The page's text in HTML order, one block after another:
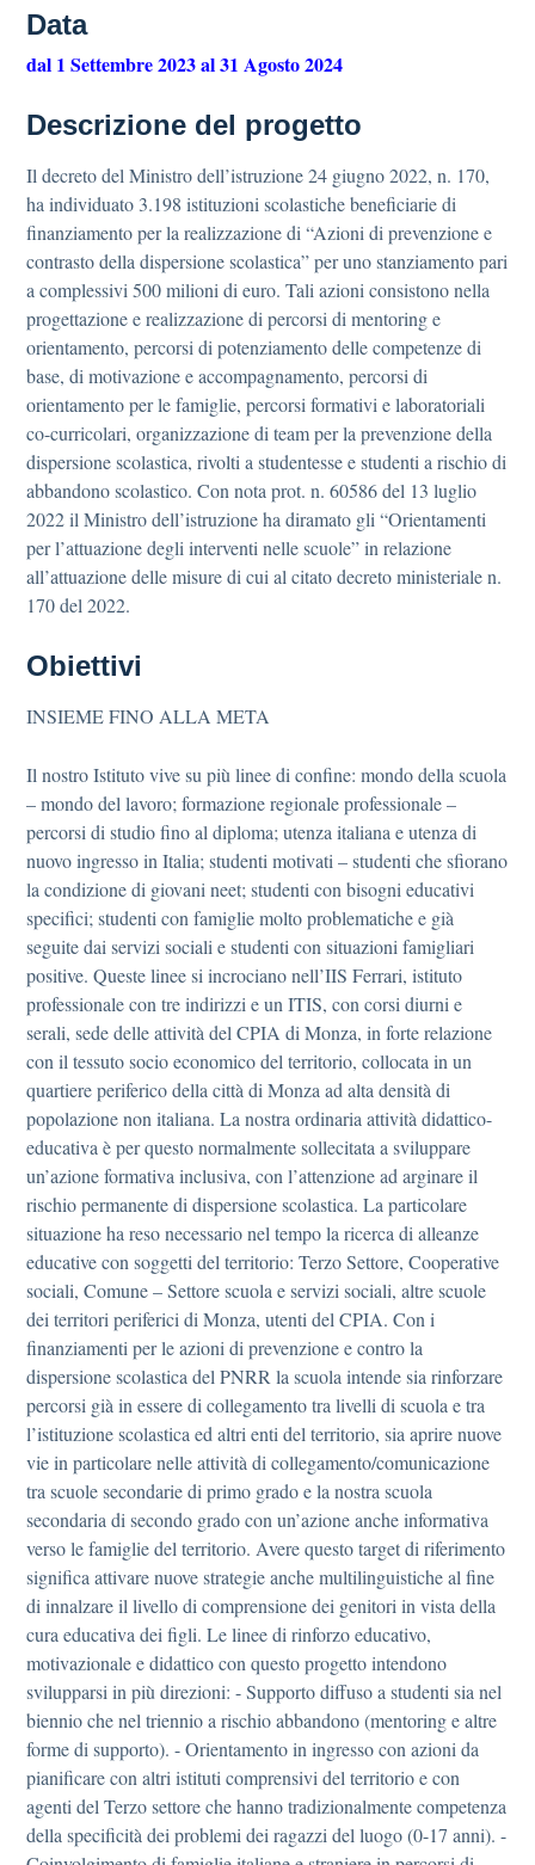
Data
dal 1 Settembre 2023 al 31 Agosto 2024
Descrizione del progetto
Il decreto del Ministro dell’istruzione 24 giugno 2022, n. 170,
ha individuato 3.198 istituzioni scolastiche beneficiarie di
finanziamento per la realizzazione di “Azioni di prevenzione e
contrasto della dispersione scolastica” per uno stanziamento pari
a complessivi 500 milioni di euro. Tali azioni consistono nella
progettazione e realizzazione di percorsi di mentoring e
orientamento, percorsi di potenziamento delle competenze di
base, di motivazione e accompagnamento, percorsi di
orientamento per le famiglie, percorsi formativi e laboratoriali
co-curricolari, organizzazione di team per la prevenzione della
dispersione scolastica, rivolti a studentesse e studenti a rischio di
abbandono scolastico. Con nota prot. n. 60586 del 13 luglio
2022 il Ministro dell’istruzione ha diramato gli “Orientamenti
per l’attuazione degli interventi nelle scuole” in relazione
all’attuazione delle misure di cui al citato decreto ministeriale n.
170 del 2022.
Obiettivi
INSIEME FINO ALLA META
Il nostro Istituto vive su più linee di confine: mondo della scuola
– mondo del lavoro; formazione regionale professionale –
percorsi di studio fino al diploma; utenza italiana e utenza di
nuovo ingresso in Italia; studenti motivati – studenti che sfiorano
la condizione di giovani neet; studenti con bisogni educativi
specifici; studenti con famiglie molto problematiche e già
seguite dai servizi sociali e studenti con situazioni famigliari
positive. Queste linee si incrociano nell’IIS Ferrari, istituto
professionale con tre indirizzi e un ITIS, con corsi diurni e
serali, sede delle attività del CPIA di Monza, in forte relazione
con il tessuto socio economico del territorio, collocata in un
quartiere periferico della città di Monza ad alta densità di
popolazione non italiana. La nostra ordinaria attività didattico-
educativa è per questo normalmente sollecitata a sviluppare
un’azione formativa inclusiva, con l’attenzione ad arginare il
rischio permanente di dispersione scolastica. La particolare
situazione ha reso necessario nel tempo la ricerca di alleanze
educative con soggetti del territorio: Terzo Settore, Cooperative
sociali, Comune – Settore scuola e servizi sociali, altre scuole
dei territori periferici di Monza, utenti del CPIA. Con i
finanziamenti per le azioni di prevenzione e contro la
dispersione scolastica del PNRR la scuola intende sia rinforzare
percorsi già in essere di collegamento tra livelli di scuola e tra
l’istituzione scolastica ed altri enti del territorio, sia aprire nuove
vie in particolare nelle attività di collegamento/comunicazione
tra scuole secondarie di primo grado e la nostra scuola
secondaria di secondo grado con un’azione anche informativa
verso le famiglie del territorio. Avere questo target di riferimento
significa attivare nuove strategie anche multilinguistiche al fine
di innalzare il livello di comprensione dei genitori in vista della
cura educativa dei figli. Le linee di rinforzo educativo,
motivazionale e didattico con questo progetto intendono
svilupparsi in più direzioni: - Supporto diffuso a studenti sia nel
biennio che nel triennio a rischio abbandono (mentoring e altre
forme di supporto). - Orientamento in ingresso con azioni da
pianificare con altri istituti comprensivi del territorio e con
agenti del Terzo settore che hanno tradizionalmente competenza
della specificità dei problemi dei ragazzi del luogo (0-17 anni). -